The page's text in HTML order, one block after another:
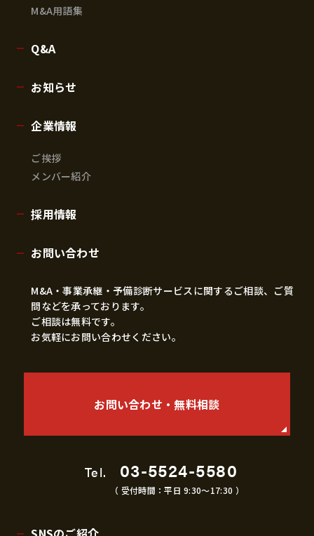
M&A用語集
Q&A
お知らせ
企業情報
ご挨拶
メンバー紹介
採用情報
お問い合わせ
M&A・事業承継・予備診断サービスに関するご相談、ご質
問などを承っております。
ご相談は無料です。
お気軽にお問い合わせください。
お問い合わせ・無料相談
Tel. 03-5524-5580
（ 受付時間：平日 9:30〜17:30 ）